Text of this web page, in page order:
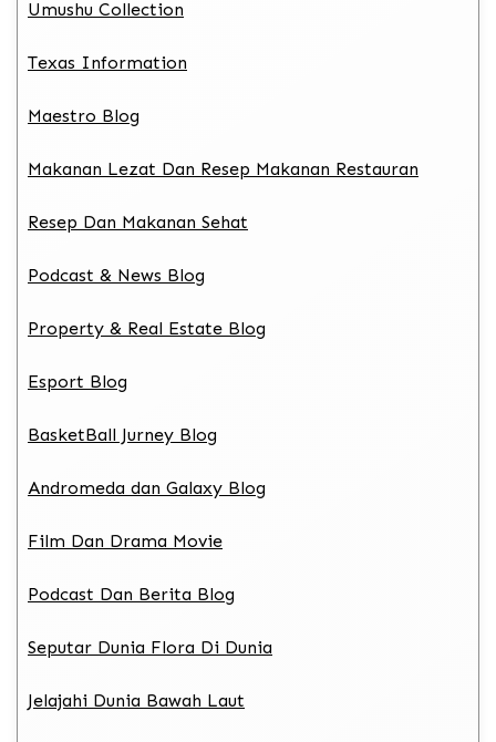
Umushu Collection
Texas Information
Maestro Blog
Makanan Lezat Dan Resep Makanan Restauran
Resep Dan Makanan Sehat
Podcast & News Blog
Property & Real Estate Blog
Esport Blog
BasketBall Jurney Blog
Andromeda dan Galaxy Blog
Film Dan Drama Movie
Podcast Dan Berita Blog
Seputar Dunia Flora Di Dunia
Jelajahi Dunia Bawah Laut